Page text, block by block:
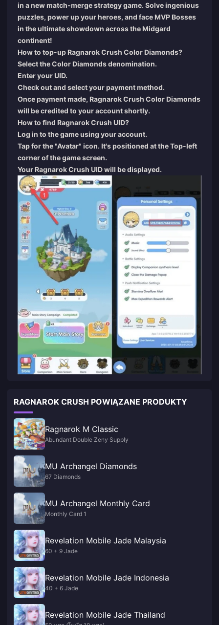
in a new match-merge strategy game. Solve ingenious
puzzles, power up your heroes, and face MVP Bosses
in the ultimate showdown across the Midgard
continent!
How to top-up Ragnarok Crush Color Diamonds?
Select the Color Diamonds denomination.
Enter your UID.
Check out and select your payment method.
Once payment made, Ragnarok Crush Color Diamonds
will be credited to your account shortly.
How to find Ragnarok Crush UID?
Log in to the game using your account.
Tap for the "Avatar" icon. It's positioned at the Top-left
corner of the game screen.
Your Ragnarok Crush UID will be displayed.
RAGNAROK CRUSH POWIĄZANE PRODUKTY
Ragnarok M Classic
Abundant Double Zeny Supply
MU Archangel Diamonds
67 Diamonds
MU Archangel Monthly Card
Monthly Card 1
Revelation Mobile Jade Malaysia
60 + 9 Jade
Revelation Mobile Jade Indonesia
40 + 6 Jade
Revelation Mobile Jade Thailand